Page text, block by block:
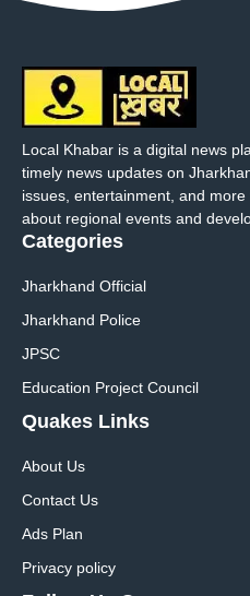
Local Khabar is a digital news
timely news updates on
issues, entertainment, and
about regional events and
Categories
Jharkhand Official
Jharkhand Police
JPSC
Education Project Council
Quakes Links
About Us
Contact Us
Ads Plan
Privacy policy